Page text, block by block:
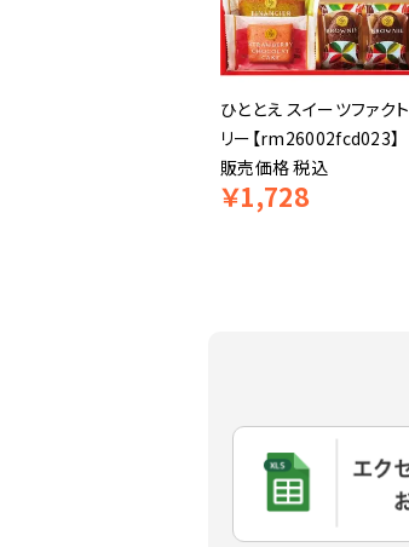
ひととえ スイーツファクト
リー【rm26002fcd023】
販売価格税込
￥1,728